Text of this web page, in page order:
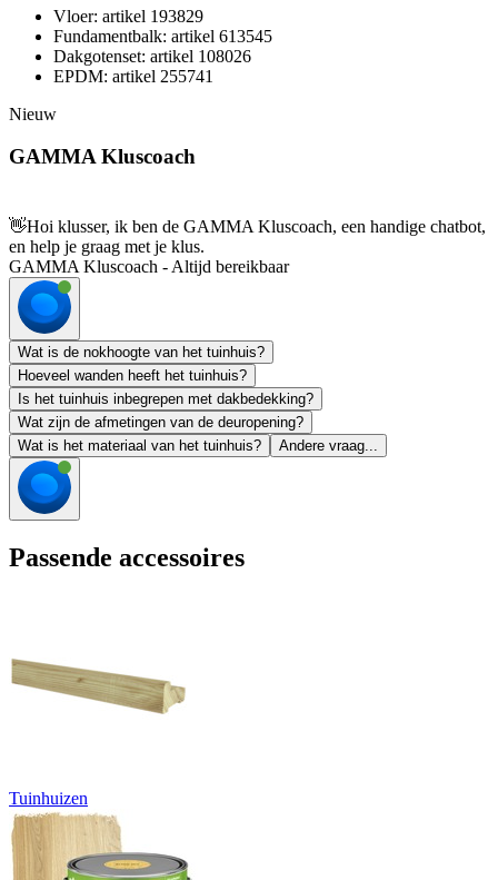
Vloer: artikel 193829
Fundamentbalk: artikel 613545
Dakgotenset: artikel 108026
EPDM: artikel 255741
Nieuw
GAMMA Kluscoach
👋Hoi klusser, ik ben de GAMMA Kluscoach, een handige chatbot,
en help je graag met je klus.
GAMMA Kluscoach - Altijd bereikbaar
Wat is de nokhoogte van het tuinhuis?
Hoeveel wanden heeft het tuinhuis?
Is het tuinhuis inbegrepen met dakbedekking?
Wat zijn de afmetingen van de deuropening?
Wat is het materiaal van het tuinhuis?
Andere vraag...
Passende accessoires
Tuinhuizen